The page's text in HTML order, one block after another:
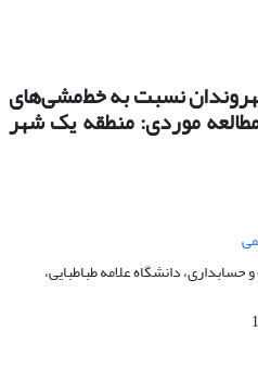
نسبت به خط‌مشی‌های
موردی: منطقه یک شهر
دانشگاه علامه طباطبایی،